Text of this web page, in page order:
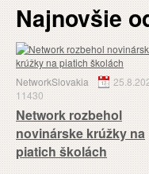
Najnovšie
NetworkSlovakia
11430
Network rozbehol
novinárske krúžky na
piatich školách